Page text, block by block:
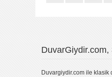
Duvargiydir.com ile klasik